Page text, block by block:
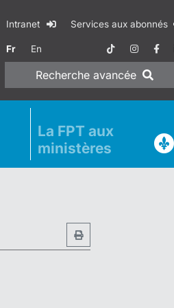
Intranet Services aux abonnés
Fr En
Recherche avancée
La FPT aux
ministères